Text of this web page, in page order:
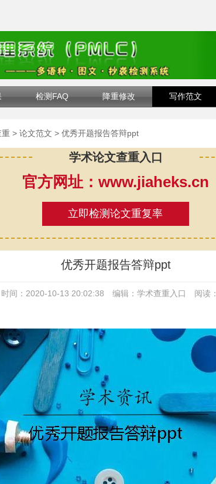
检测FAQ 降重修改 写作范文
重> 论文范文 > 优秀开题报告答辩ppt
学术论文查重入口
官方网址：www.jiaheks.cn
立即检测论文重复率
优秀开题报告答辩ppt
时间：2020-10-13 20:02:38 编辑：学术查重入口 阅读：